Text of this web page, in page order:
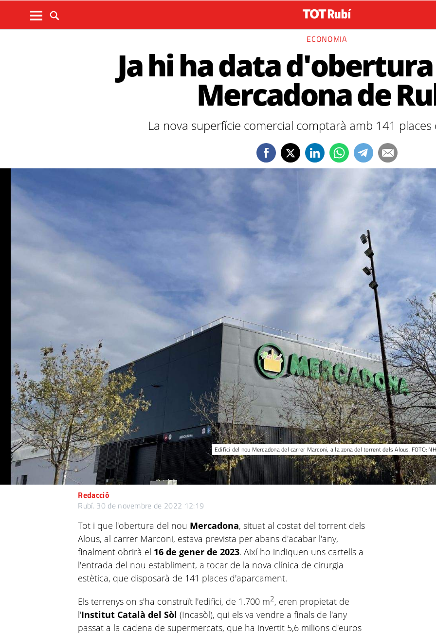
ECONOMIA
Ja hi ha data
Mercadona de
La nova superfície comercial comptarà amb 141
Edifici del nou Mercadona del carrer Marconi, a la zona del torrent dels Alous. FOTO:
Redacció
Rubí. 30 de novembre de 2022 12:19
Tot i que l'obertura del nou Mercadona, situat al costat del torrent dels
Alous, al carrer Marconi, estava prevista per abans d'acabar l'any,
finalment obrirà el 16 de gener de 2023. Així ho indiquen uns cartells a
l'entrada del nou establiment, a tocar de la nova clínica de cirurgia
estètica, que disposarà de 141 places d'aparcament.
Els terrenys on s'ha construït l'edifici, de 1.700 m2, eren propietat de
l'Institut Català del Sòl (Incasòl), qui els va vendre a finals de l'any
passat a la cadena de supermercats, que ha invertit 5,6 milions d'euros